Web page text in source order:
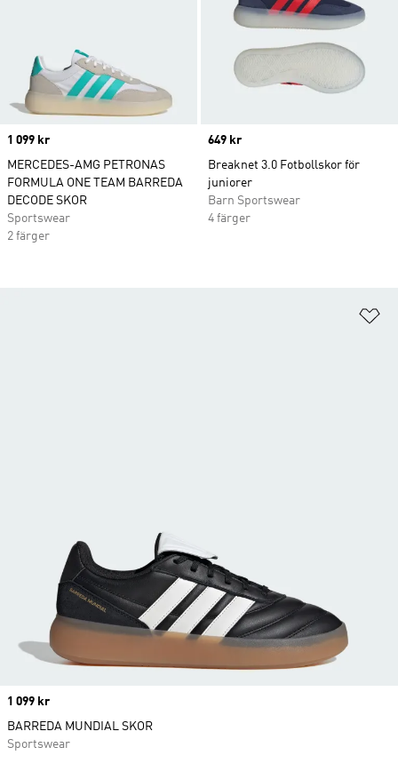
Price
1 099 kr
MERCEDES-AMG PETRONAS
FORMULA ONE TEAM BARREDA
DECODE SKOR
Sportswear
2 färger
Price
649 kr
Breaknet 3.0 Fotbollskor för
juniorer
Barn Sportswear
4 färger
Price
1 099 kr
BARREDA MUNDIAL SKOR
Sportswear